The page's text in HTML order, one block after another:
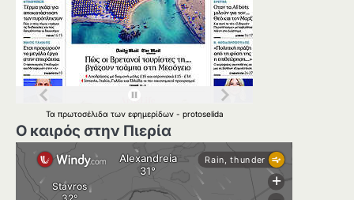
Τα πρωτοσέλιδα των εφημερίδων - protoselida
Ο καιρός στην Πιερία